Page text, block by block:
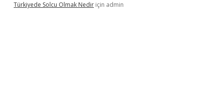
Türkiyede Solcu Olmak Nedir için admin